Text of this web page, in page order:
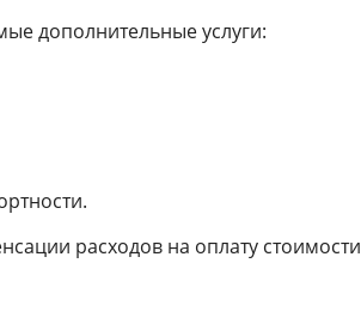
дополнительные услуги:
расходов на оплату стоимости